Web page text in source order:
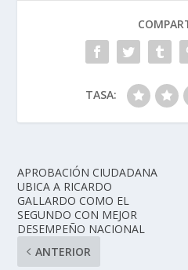
TASA:
APROBACIÓN CIUDADANA
UBICA A RICARDO
GALLARDO COMO EL
SEGUNDO CON MEJOR
DESEMPEÑO NACIONAL
ANTERIOR